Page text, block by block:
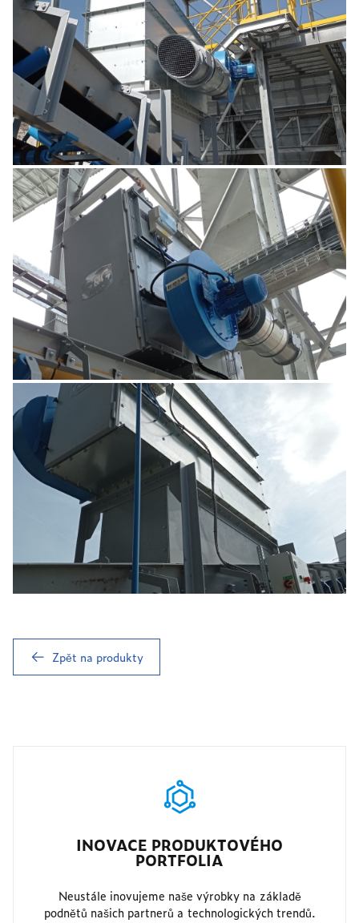
Zpět na produkty
INOVACE PRODUKTOVÉHO
PORTFOLIA
Neustále inovujeme naše výrobky na základě
podnětů našich partnerů a technologických trendů.